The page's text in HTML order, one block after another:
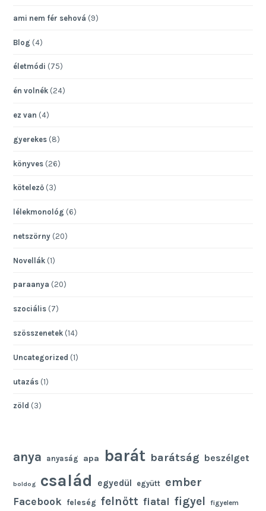
ami nem fér sehová (9)
Blog (4)
életmódi (75)
én volnék (24)
ez van (4)
gyerekes (8)
könyves (26)
kötelező (3)
lélekmonológ (6)
netszörny (20)
Novellák (1)
paraanya (20)
szociális (7)
szösszenetek (14)
Uncategorized (1)
utazás (1)
zöld (3)
anya anyaság apa barát barátság beszélget
boldog család egyedül együtt ember
Facebook feleség felnőtt fiatal figyel figyelem